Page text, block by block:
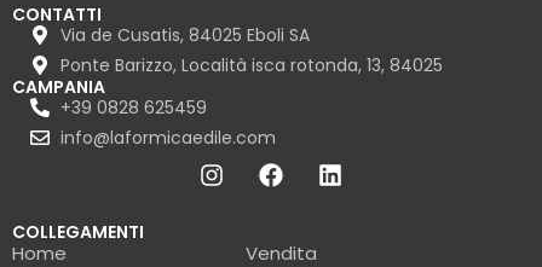
CONTATTI
Via de Cusatis, 84025 Eboli SA
Ponte Barizzo, Località isca rotonda, 13, 84025
CAMPANIA
+39 0828 625459
info@laformicaedile.com
COLLEGAMENTI
Home
Vendita